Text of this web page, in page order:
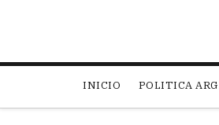
INICIO POLITICA